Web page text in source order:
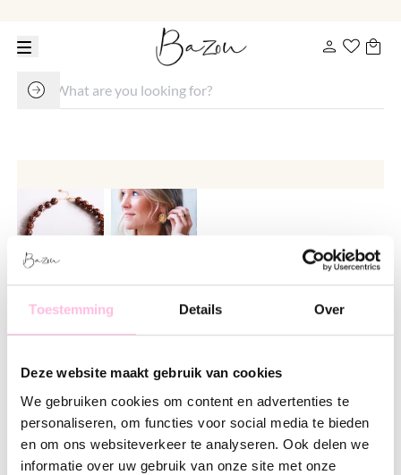
Toestemming Details Over
Deze website maakt gebruik van cookies
We gebruiken cookies om content en advertenties te
personaliseren, om functies voor social media te bieden
en om ons websiteverkeer te analyseren. Ook delen we
informatie over uw gebruik van onze site met onze
Beaded necklace XL - leopard
print
€ 29.95
Variants:
Pink Red Rust Taupe Yellow